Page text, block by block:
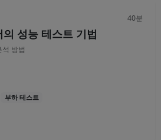
40분
성능 테스트 기법
방법
부하 테스트